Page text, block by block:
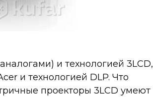
и технологией 3LCD,
и технологией DLP. Что
проекторы 3LCD умеют